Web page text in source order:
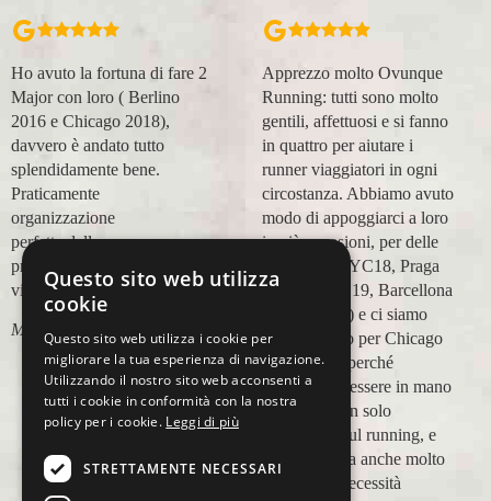
Apprezzo molto Ovunque
Running: tutti sono molto
gentili, affettuosi e si fanno
in quattro per aiutare i
runner viaggiatori in ogni
circostanza. Abbiamo avuto
modo di appoggiarci a loro
in più occasioni, per delle
maratone (NYC18, Praga
19, Valencia 19, Barcellona
21, NYC 22) e ci siamo
affidati a loro per Chicago
23 (ottobre) perché
sappiamo di essere in mano
a persone non solo
competenti sul running, e
sulle città, ma anche molto
attente alle necessità
Organizzazione perfetta,
accompagnatori super
(Massimo e Anna). Prima
esperienza con voi molto
positiva! Alla prossima e
grazie!
Lara Buranti
Questo sito web utilizza
cookie
Questo sito web utilizza i cookie per
migliorare la tua esperienza di navigazione.
Utilizzando il nostro sito web acconsenti a
tutti i cookie in conformità con la nostra
policy per i cookie. Leggi di più
STRETTAMENTE NECESSARI